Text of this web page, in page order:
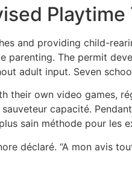
and providing child-
parenting. The permit
adult input. Seven
their own video games,
sauveteur capacité.
sain méthode pour
déclaré. “A mon avis